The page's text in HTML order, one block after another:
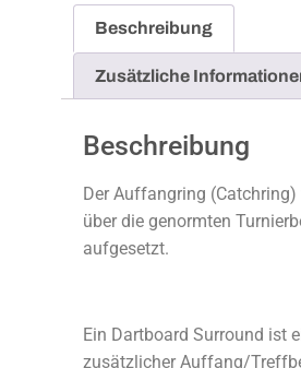
Beschreibung
Zusätzliche
Beschreibung
Der Auffangring
über die genormten
aufgesetzt.
Ein Dartboard Surround ist
zusätzlicher Auffang/